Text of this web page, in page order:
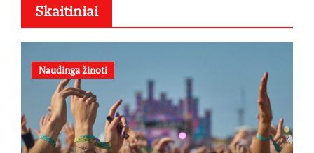
Skaitiniai
Naudinga žinoti